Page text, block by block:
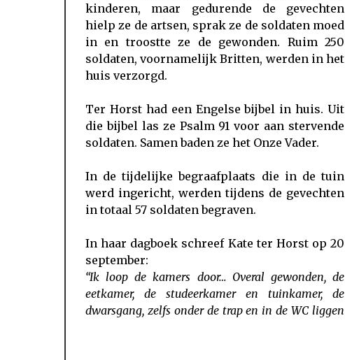
kinderen, maar gedurende de gevechten
hielp ze de artsen, sprak ze de soldaten moed
in en troostte ze de gewonden. Ruim 250
soldaten, voornamelijk Britten, werden in het
huis verzorgd.
Ter Horst had een Engelse bijbel in huis. Uit
die bijbel las ze Psalm 91 voor aan stervende
soldaten. Samen baden ze het Onze Vader.
In de tijdelijke begraafplaats die in de tuin
werd ingericht, werden tijdens de gevechten
in totaal 57 soldaten begraven.
In haar dagboek schreef Kate ter Horst op 20
september:
“Ik loop de kamers door… Overal gewonden, de
eetkamer, de studeerkamer en tuinkamer, de
dwarsgang, zelfs onder de trap en in de WC liggen